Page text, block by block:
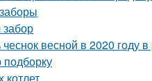
забор
весной в 2020 году
подборку